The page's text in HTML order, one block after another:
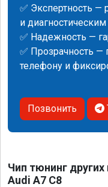
✅ Экспертность
и
✅ Надежность —
✅ Прозрачность —
телефону и
Позвонить
Чип тюнинг
Audi A7 C8